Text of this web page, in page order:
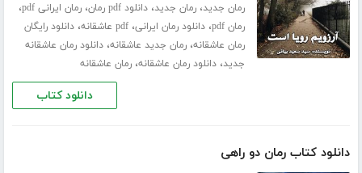
رمان جدید،رمان جدید،دانلود pdf رمان ،رمان ایرانی pdf ،
رمان pdf ،دانلود رمان ایرانی،pdf عاشقانه ،دانلود رایگان
رمان عاشقانه،رمان جدید عاشقانه،دانلود رمان عاشقانه
جدید،دانلود رمان عاشقانه،رمان عاشقانه
دانلود کتاب
دانلود کتاب رمان دو راهی